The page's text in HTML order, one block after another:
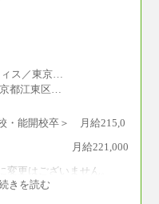
ィス／東京…
都江東区…
・能開校卒＞ 月給215,0
卒＞ 月給221,000
更はございません。
きを読む